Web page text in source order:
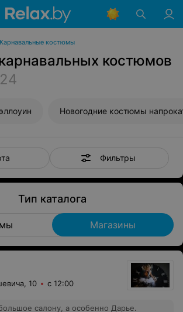
Карнавальные костюмы
костюмов
24
Новогодние костюмы
Фильтры
Тип каталога
Магазины
10 с 12:00
салону, а особенно Дарье.